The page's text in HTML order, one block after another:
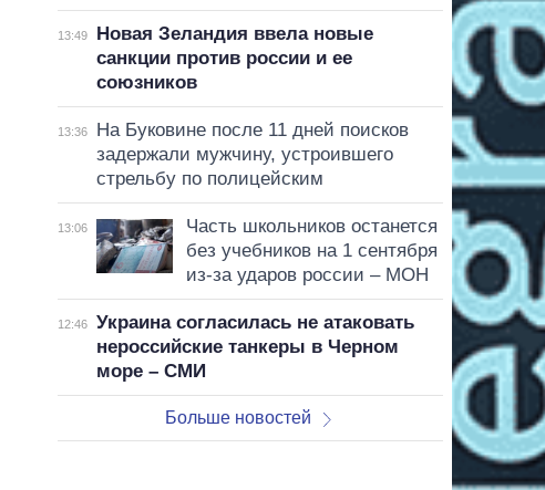
13:49
Новая Зеландия ввела новые
санкции против россии и ее
союзников
13:36
На Буковине после 11 дней поисков
задержали мужчину, устроившего
стрельбу по полицейским
13:06
Часть школьников останется
без учебников на 1 сентября
из-за ударов россии – МОН
12:46
Украина согласилась не атаковать
нероссийские танкеры в Черном
море – СМИ
Больше новостей